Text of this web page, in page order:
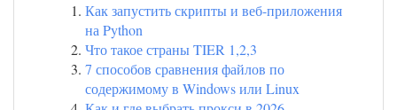
Как запустить скрипты и веб-приложения
на Python
Что такое страны TIER 1,2,3
7 способов сравнения файлов по
содержимому в Windows или Linux